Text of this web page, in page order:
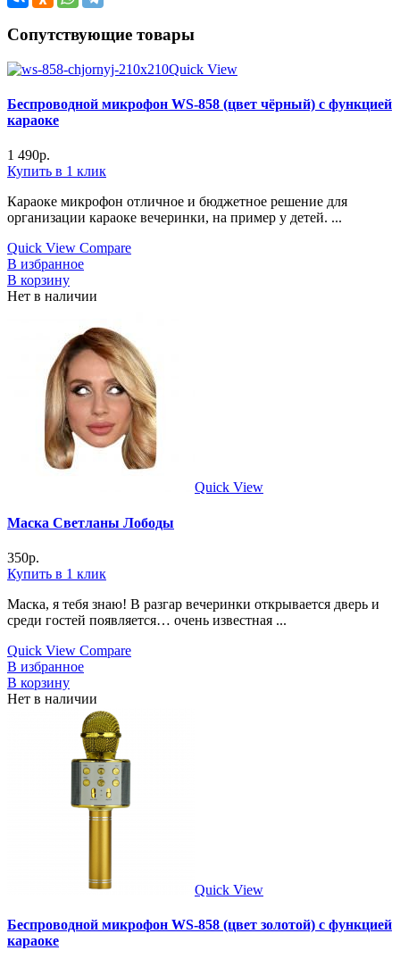
Сопутствующие товары
Quick View
Беспроводной микрофон WS-858 (цвет чёрный) с функцией
караоке
1 490р.
Купить в 1 клик
Караоке микрофон отличное и бюджетное решение для
организации караоке вечеринки, на пример у детей. ...
Quick View Compare
В избранное
В корзину
Нет в наличии
Quick View
Маска Светланы Лободы
350р.
Купить в 1 клик
Маска, я тебя знаю! В разгар вечеринки открывается дверь и
среди гостей появляется… очень известная ...
Quick View Compare
В избранное
В корзину
Нет в наличии
Quick View
Беспроводной микрофон WS-858 (цвет золотой) с функцией
караоке